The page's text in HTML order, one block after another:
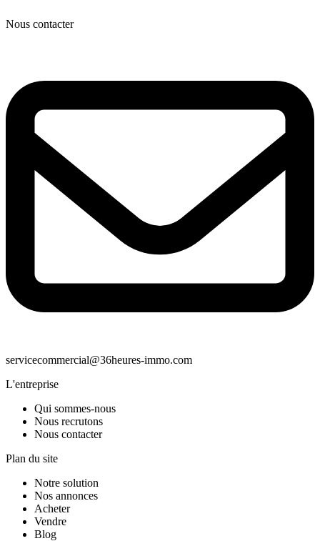
Nous contacter
servicecommercial@36heures-immo.com
L'entreprise
Qui sommes-nous
Nous recrutons
Nous contacter
Plan du site
Notre solution
Nos annonces
Acheter
Vendre
Blog